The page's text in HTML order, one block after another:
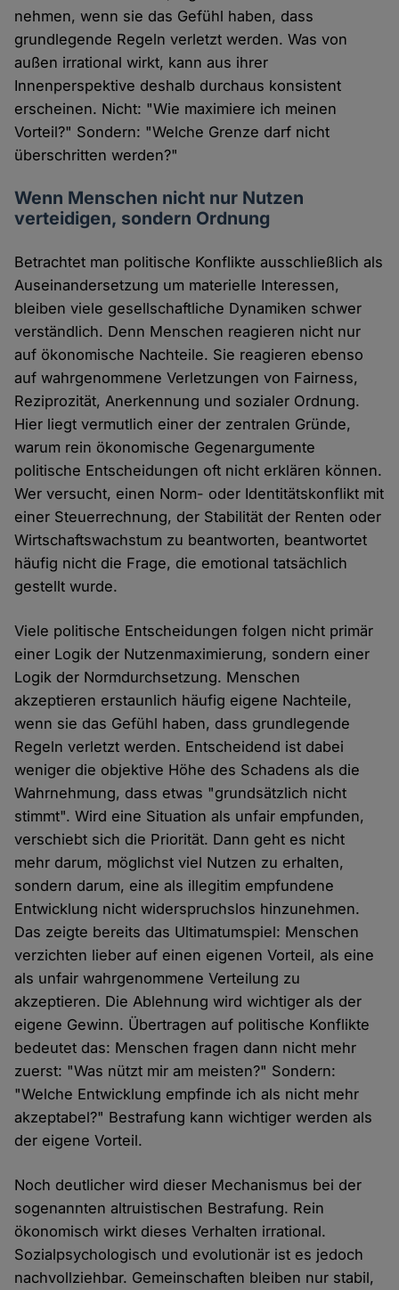
nehmen, wenn sie das Gefühl haben, dass
grundlegende Regeln verletzt werden. Was von
außen irrational wirkt, kann aus ihrer
Innenperspektive deshalb durchaus konsistent
erscheinen. Nicht: "Wie maximiere ich meinen
Vorteil?" Sondern: "Welche Grenze darf nicht
überschritten werden?"
Wenn Menschen nicht nur Nutzen
verteidigen, sondern Ordnung
Betrachtet man politische Konflikte ausschließlich als
Auseinandersetzung um materielle Interessen,
bleiben viele gesellschaftliche Dynamiken schwer
verständlich. Denn Menschen reagieren nicht nur
auf ökonomische Nachteile. Sie reagieren ebenso
auf wahrgenommene Verletzungen von Fairness,
Reziprozität, Anerkennung und sozialer Ordnung.
Hier liegt vermutlich einer der zentralen Gründe,
warum rein ökonomische Gegenargumente
politische Entscheidungen oft nicht erklären können.
Wer versucht, einen Norm- oder Identitätskonflikt mit
einer Steuerrechnung, der Stabilität der Renten oder
Wirtschaftswachstum zu beantworten, beantwortet
häufig nicht die Frage, die emotional tatsächlich
gestellt wurde.
Viele politische Entscheidungen folgen nicht primär
einer Logik der Nutzenmaximierung, sondern einer
Logik der Normdurchsetzung. Menschen
akzeptieren erstaunlich häufig eigene Nachteile,
wenn sie das Gefühl haben, dass grundlegende
Regeln verletzt werden. Entscheidend ist dabei
weniger die objektive Höhe des Schadens als die
Wahrnehmung, dass etwas "grundsätzlich nicht
stimmt". Wird eine Situation als unfair empfunden,
verschiebt sich die Priorität. Dann geht es nicht
mehr darum, möglichst viel Nutzen zu erhalten,
sondern darum, eine als illegitim empfundene
Entwicklung nicht widerspruchslos hinzunehmen.
Das zeigte bereits das Ultimatumspiel: Menschen
verzichten lieber auf einen eigenen Vorteil, als eine
als unfair wahrgenommene Verteilung zu
akzeptieren. Die Ablehnung wird wichtiger als der
eigene Gewinn. Übertragen auf politische Konflikte
bedeutet das: Menschen fragen dann nicht mehr
zuerst: "Was nützt mir am meisten?" Sondern:
"Welche Entwicklung empfinde ich als nicht mehr
akzeptabel?" Bestrafung kann wichtiger werden als
der eigene Vorteil.
Noch deutlicher wird dieser Mechanismus bei der
sogenannten altruistischen Bestrafung. Rein
ökonomisch wirkt dieses Verhalten irrational.
Sozialpsychologisch und evolutionär ist es jedoch
nachvollziehbar. Gemeinschaften bleiben nur stabil,